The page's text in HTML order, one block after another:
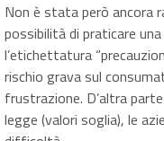
Non è stata però ancora
possibilità di praticare
l’etichettatura
rischio grava sul
frustrazione. D’altra
legge (valori soglia), le